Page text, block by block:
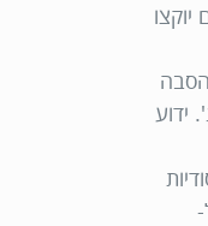
ידוע